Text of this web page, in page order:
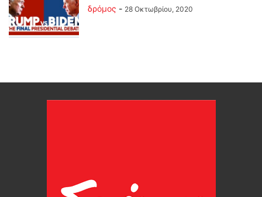
δρόμος - 28 Οκτωβρίου, 2020